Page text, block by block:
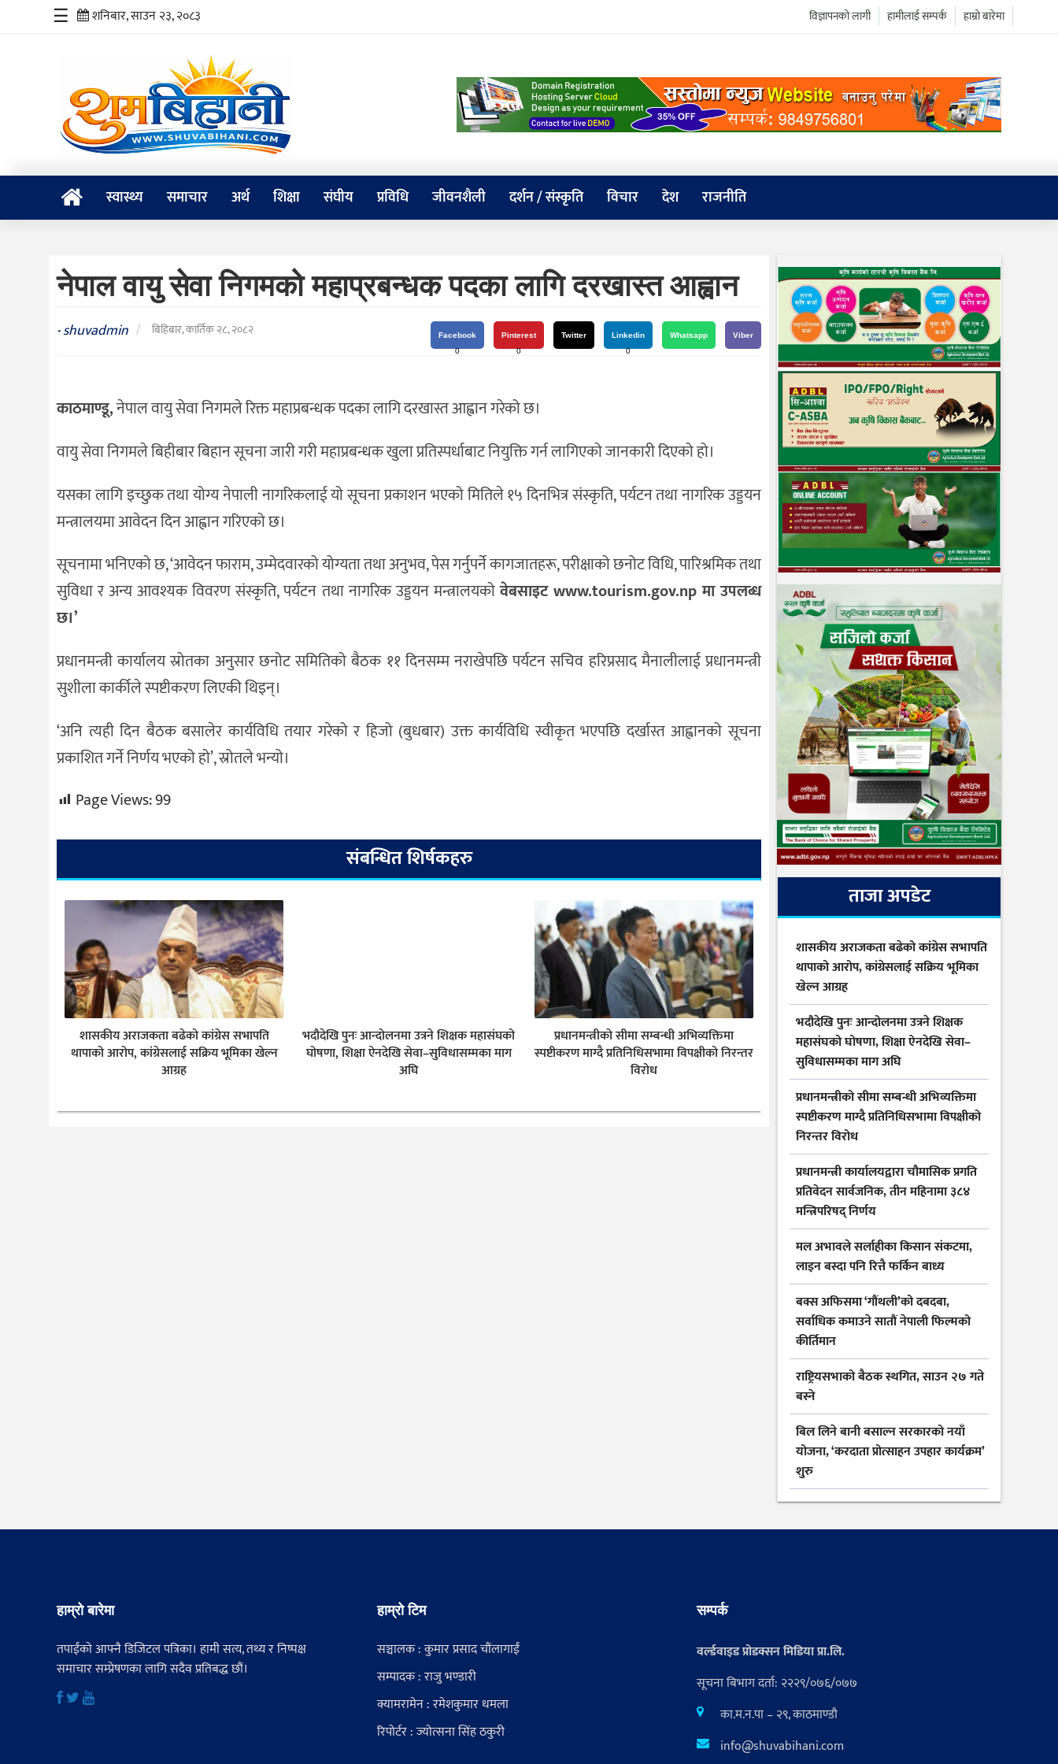
समाचार
संघीय
जीवनशैली
विचार
राजनीति
☰ शनिबार, साउन २३, २०८३ हाम्रो बारेमा
हामीलाई सम्पर्क
विज्ञापनको लागी
स्वास्थ्य समाचार अर्थ शिक्षा संघीय प्रविधि जीवनशैली दर्शन / संस्कृति विचार देश राजनीति
नेपाल वायु सेवा निगमको महाप्रबन्धक पदका लागि दरखास्त आह्वान
-shuvadmin / बिहिबार, कार्तिक २८, २०८२
Facebook
0
Pinterest
0
Twitter
Linkedin
0
Whatsapp Viber
काठमाण्डू,नेपाल वायु सेवा निगमले रिक्त महाप्रबन्धक पदका लागि दरखास्त आह्वान गरेको छ।
वायु सेवा निगमले बिहीबार बिहान सूचना जारी गरी महाप्रबन्धक खुला प्रतिस्पर्धाबाट नियुक्ति गर्न लागिएको जानकारी दिएको हो।
यसका लागि इच्छुक तथा योग्य नेपाली नागरिकलाई यो सूचना प्रकाशन भएको मितिले १५ दिनभित्र संस्कृति, पर्यटन तथा नागरिक उड्डयन
मन्त्रालयमा आवेदन दिन आह्वान गरिएको छ।
सूचनामा भनिएको छ, ‘आवेदन फाराम, उम्मेदवारको योग्यता तथा अनुभव, पेस गर्नुपर्ने कागजातहरू, परीक्षाको छनोट विधि, पारिश्रमिक तथा
सुविधा र अन्य आवश्यक विवरण संस्कृति, पर्यटन तथा नागरिक उड्डयन मन्त्रालयकोवेबसाइट www.tourism.gov.np मा उपलब्ध
छ।’
प्रधानमन्त्री कार्यालय स्रोतका अनुसार छनोट समितिको बैठक ११ दिनसम्म नराखेपछि पर्यटन सचिव हरिप्रसाद मैनालीलाई प्रधानमन्त्री
सुशीला कार्कीले स्पष्टीकरण लिएकी थिइन्।
‘अनि त्यही दिन बैठक बसालेर कार्यविधि तयार गरेको र हिजो (बुधबार) उक्त कार्यविधि स्वीकृत भएपछि दर्खास्त आह्वानको सूचना
प्रकाशित गर्ने निर्णय भएको हो’, स्रोतले भन्यो।
Page Views:99
संबन्धित शिर्षकहरु
शासकीय अराजकता बढेको कांग्रेस सभापति
थापाको आरोप, कांग्रेसलाई सक्रिय भूमिका खेल्न
आग्रह
भदौदेखि पुनः आन्दोलनमा उत्रने शिक्षक महासंघको
घोषणा, शिक्षा ऐनदेखि सेवा–सुविधासम्मका माग
अघि
प्रधानमन्त्रीको सीमा सम्बन्धी अभिव्यक्तिमा
स्पष्टीकरण माग्दै प्रतिनिधिसभामा विपक्षीको निरन्तर
विरोध
ताजा अपडेट
शासकीय अराजकता बढेको कांग्रेस सभापति
थापाको आरोप, कांग्रेसलाई सक्रिय भूमिका
खेल्न आग्रह
भदौदेखि पुनः आन्दोलनमा उत्रने शिक्षक
महासंघको घोषणा, शिक्षा ऐनदेखि सेवा–
सुविधासम्मका माग अघि
प्रधानमन्त्रीको सीमा सम्बन्धी अभिव्यक्तिमा
स्पष्टीकरण माग्दै प्रतिनिधिसभामा विपक्षीको
निरन्तर विरोध
प्रधानमन्त्री कार्यालयद्वारा चौमासिक प्रगति
प्रतिवेदन सार्वजनिक, तीन महिनामा ३८४
मन्त्रिपरिषद् निर्णय
मल अभावले सर्लाहीका किसान संकटमा,
लाइन बस्दा पनि रित्तै फर्किन बाध्य
बक्स अफिसमा ‘गौंथली’को दबदबा,
सर्वाधिक कमाउने सातौं नेपाली फिल्मको
कीर्तिमान
राष्ट्रियसभाको बैठक स्थगित, साउन २७ गते
बस्ने
बिल लिने बानी बसाल्न सरकारको नयाँ
योजना, ‘करदाता प्रोत्साहन उपहार कार्यक्रम’
शुरु
हाम्रो बारेमा
तपाईंको आफ्नै डिजिटल पत्रिका। हामी सत्य, तथ्य र निष्पक्ष
समाचार सम्प्रेषणका लागि सदैव प्रतिबद्ध छौं।
हाम्रो टिम
सञ्चालक : कुमार प्रसाद चौंलागाईं
सम्पादक : राजु भण्डारी
क्यामरामेन : रमेशकुमार धमला
रिपोर्टर : ज्योत्सना सिंह ठकुरी
सम्पर्क
वर्ल्डवाइड प्रोडक्सन मिडिया प्रा.लि.
सूचना बिभाग दर्ता: २२२९/०७६/०७७
का.म.न.पा – २९, काठमाण्डौ
info@shuvabihani.com